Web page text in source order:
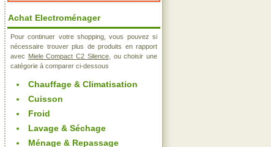
Achat Electroménager
Pour continuer votre shopping, vous pouvez si
nécessaire trouver plus de produits en rapport
avec Miele Compact C2 Silence, ou choisir une
catégorie à comparer ci-dessous
Chauffage & Climatisation
Cuisson
Froid
Lavage & Séchage
Ménage & Repassage